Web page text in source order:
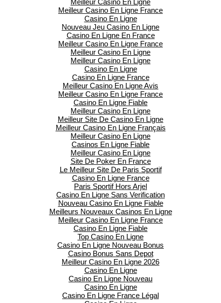
Meilleur Casino En Ligne
Meilleur Casino En Ligne France
Casino En Ligne
Nouveau Jeu Casino En Ligne
Casino En Ligne En France
Meilleur Casino En Ligne France
Meilleur Casino En Ligne
Meilleur Casino En Ligne
Casino En Ligne
Casino En Ligne France
Meilleur Casino En Ligne Avis
Meilleur Casino En Ligne France
Casino En Ligne Fiable
Meilleur Casino En Ligne
Meilleur Site De Casino En Ligne
Meilleur Casino En Ligne Français
Meilleur Casino En Ligne
Casinos En Ligne Fiable
Meilleur Casino En Ligne
Site De Poker En France
Le Meilleur Site De Paris Sportif
Casino En Ligne France
Paris Sportif Hors Arjel
Casino En Ligne Sans Verification
Nouveau Casino En Ligne Fiable
Meilleurs Nouveaux Casinos En Ligne
Meilleur Casino En Ligne France
Casino En Ligne Fiable
Top Casino En Ligne
Casino En Ligne Nouveau Bonus
Casino Bonus Sans Depot
Meilleur Casino En Ligne 2026
Casino En Ligne
Casino En Ligne Nouveau
Casino En Ligne
Casino En Ligne France Légal